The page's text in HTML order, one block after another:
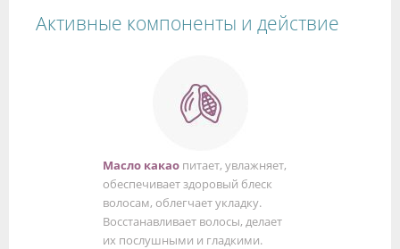
Активные компоненты и действие
Масло какао питает, увлажняет,
обеспечивает здоровый блеск
волосам, облегчает укладку.
Восстанавливает волосы, делает
их послушными и гладкими.